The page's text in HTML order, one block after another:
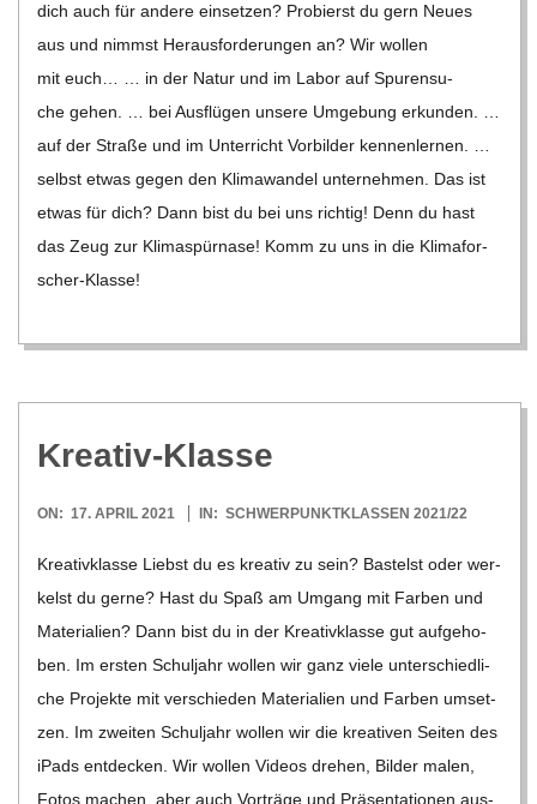
dich auch für andere ein­set­zen? Pro­bierst du gern Neues
aus und nimmst Her­aus­for­de­run­gen an? Wir wol­len
mit euch… … in der Natur und im Labor auf Spu­ren­su­
che gehen. … bei Aus­flü­gen unsere Umge­bung erkun­den. …
auf der Straße und im Unter­richt Vor­bil­der ken­nen­ler­nen. …
selbst etwas gegen den Kli­ma­wan­del unter­neh­men. Das ist
etwas für dich? Dann bist du bei uns rich­tig! Denn du hast
das Zeug zur Kli­ma­spür­nase! Komm zu uns in die Kli­ma­for­
scher-Klasse!
Krea­tiv-Klasse
2021-
ON: 17. APRIL 2021 IN: SCHWERPUNKTKLASSEN 2021/22
Krea­tiv­klasse Liebst du es krea­tiv zu sein? Bas­telst oder wer­
kelst du gerne? Hast du Spaß am Umgang mit Far­ben und
Mate­ria­lien? Dann bist du in der Krea­tiv­klasse gut auf­ge­ho­
ben. Im ers­ten Schul­jahr wol­len wir ganz viele unter­schied­li­
che Pro­jekte mit ver­schie­den Mate­ria­lien und Far­ben umset­
zen. Im zwei­ten Schul­jahr wol­len wir die krea­ti­ven Sei­ten des
iPads ent­de­cken. Wir wol­len Videos dre­hen, Bil­der malen,
Fotos machen, aber auch Vor­träge und Prä­sen­ta­tio­nen aus­